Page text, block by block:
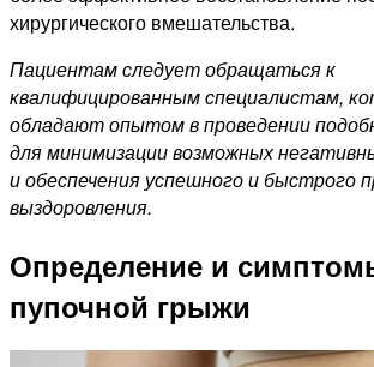
хирургического вмешательства.
Пациентам следует обращаться к
квалифицированным специалистам,
обладают опытом в проведении
для минимизации возможных
и обеспечения успешного и быстрого
выздоровления.
Определение и
пупочной грыжи